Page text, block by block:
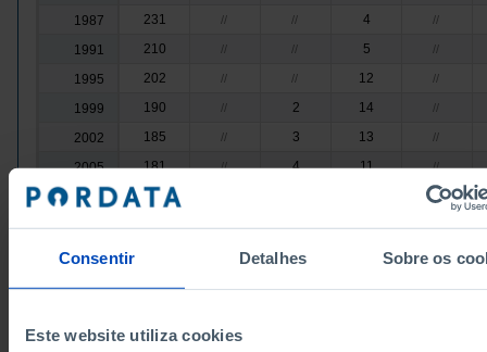
Consentir Detalhes Sobre os
Este website utiliza cookies
1987 231 // // 4 //
1991 210 // // 5 //
1995 202 // // 12 //
1999 190 // 2 14 //
2002 185 // 3 13 //
2005 181 // 4 11 //
2009 167
2011 169 4 19
2015 13 //
2019 141
2024
154 //